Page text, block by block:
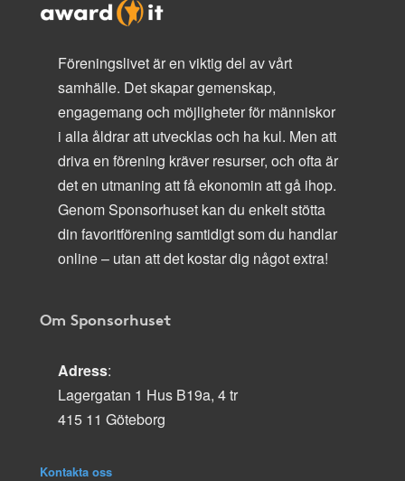
Föreningslivet är en viktig del av vårt
samhälle. Det skapar gemenskap,
engagemang och möjligheter för människor
i alla åldrar att utvecklas och ha kul. Men att
driva en förening kräver resurser, och ofta är
det en utmaning att få ekonomin att gå ihop.
Genom Sponsorhuset kan du enkelt stötta
din favoritförening samtidigt som du handlar
online – utan att det kostar dig något extra!
Om Sponsorhuset
Adress:
Lagergatan 1 Hus B19a, 4 tr
415 11 Göteborg
Kontakta oss